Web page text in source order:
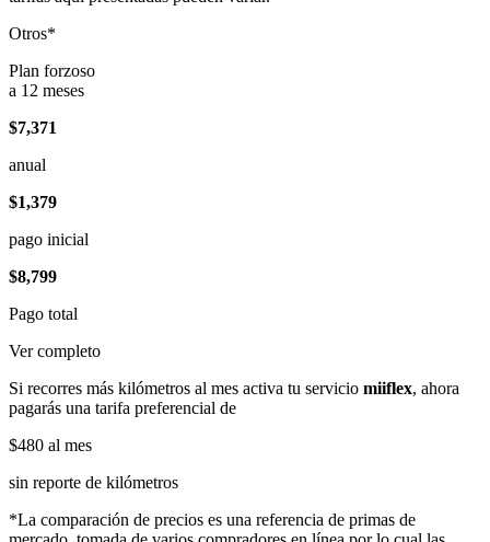
Otros*
Plan forzoso
a 12 meses
$7,371
anual
$1,379
pago inicial
$8,799
Pago total
Ver completo
Si recorres más kilómetros al mes activa tu servicio miiflex, ahora
pagarás una tarifa preferencial de
$480 al mes
sin reporte de kilómetros
*La comparación de precios es una referencia de primas de